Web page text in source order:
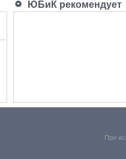
ЮБиК рекомендует
При